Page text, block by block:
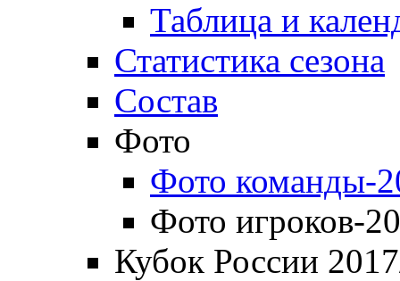
Таблица и
Статистика сезона
Состав
Фото
Фото команды-
Фото игроков-
Кубок России